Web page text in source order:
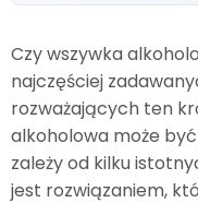
Czy wszywka
najczęściej
rozważających ten
alkoholowa może być
zależy od kilku
jest rozwiązaniem,